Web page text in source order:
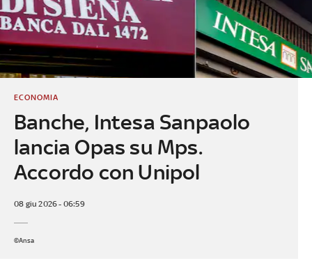
Banche, Intesa Sanpaolo
lancia Opas su Mps.
Accordo con Unipol
ECONOMIA
08 giu 2026 - 06:59
©Ansa